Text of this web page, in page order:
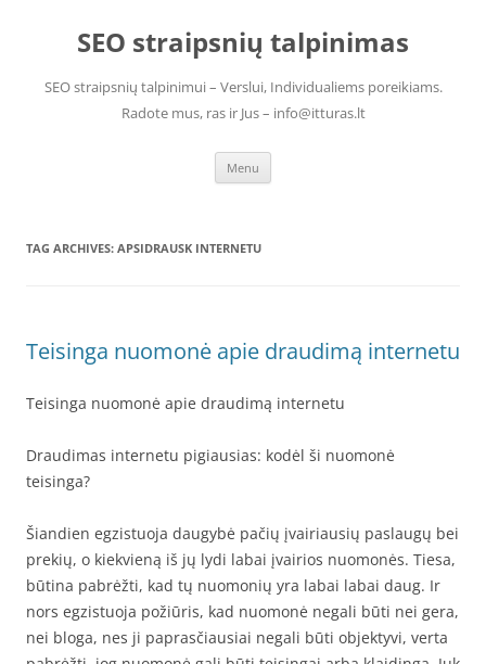
contentSEO straipsnių talpinimas
SEO straipsnių talpinimui – Verslui, Individualiems poreikiams.
Radote mus, ras ir Jus – info@itturas.lt
Menu
TAG ARCHIVES: APSIDRAUSK INTERNETU
Teisinga nuomonė apie draudimą internetu
Teisinga nuomonė apie draudimą internetu
Draudimas internetu pigiausias: kodėl ši nuomonė
teisinga?
Šiandien egzistuoja daugybė pačių įvairiausių paslaugų bei
prekių, o kiekvieną iš jų lydi labai įvairios nuomonės. Tiesa,
būtina pabrėžti, kad tų nuomonių yra labai labai daug. Ir
nors egzistuoja požiūris, kad nuomonė negali būti nei gera,
nei bloga, nes ji paprasčiausiai negali būti objektyvi, verta